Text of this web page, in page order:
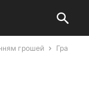
грошей
Гра